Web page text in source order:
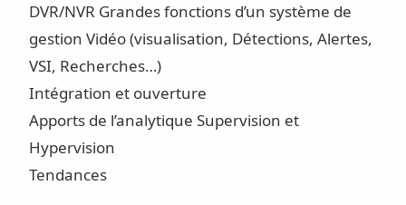
DVR/NVR Grandes fonctions d’un système de
gestion Vidéo (visualisation, Détections, Alertes,
VSI, Recherches…)
Intégration et ouverture
Apports de l’analytique Supervision et
Hypervision
Tendances